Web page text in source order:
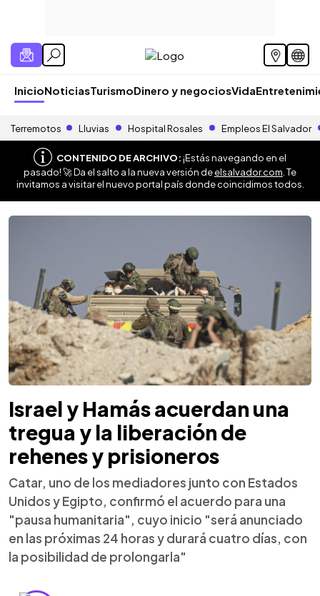
InicioNoticiasTurismoDinero y negociosVida
Terremotos Lluvias Hospital Rosales Empleos El Salvador
CONTENIDO DE ARCHIVO:¡Estás navegando en el
pasado! 🚀 Da el salto a la nueva versión deelsalvador.com . Te
invitamos a visitar el nuevo portal país donde coincidimos todos.
Israel y Hamás acuerdan una
tregua y la liberación de
rehenes y prisioneros
Catar, uno de los mediadores junto con Estados
Unidos y Egipto, confirmó el acuerdo para una
"pausa humanitaria", cuyo inicio "será anunciado
en las próximas 24 horas y durará cuatro días, con
la posibilidad de prolongarla"